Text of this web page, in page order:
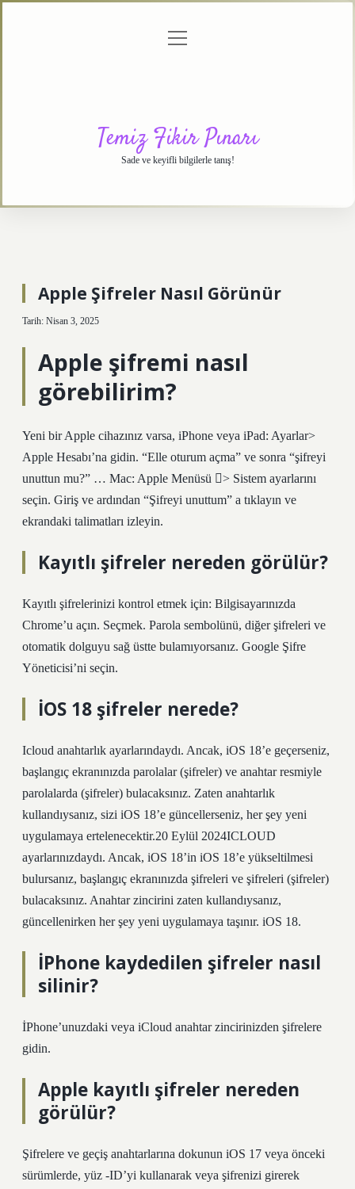
menüyü
Temiz Fikir Pınarı
Sade ve keyifli bilgilerle tanış!
Apple Şifreler Nasıl Görünür
Tarih: Nisan 3, 2025
Apple şifremi nasıl
görebilirim?
Yeni bir Apple cihazınız varsa, iPhone veya iPad: Ayarlar>
Apple Hesabı’na gidin. “Elle oturum açma” ve sonra “şifreyi
unuttun mu?” … Mac: Apple Menüsü > Sistem ayarlarını
seçin. Giriş ve ardından “Şifreyi unuttum” a tıklayın ve
ekrandaki talimatları izleyin.
Kayıtlı şifreler nereden görülür?
Kayıtlı şifrelerinizi kontrol etmek için: Bilgisayarınızda
Chrome’u açın. Seçmek. Parola sembolünü, diğer şifreleri ve
otomatik dolguyu sağ üstte bulamıyorsanız. Google Şifre
Yöneticisi’ni seçin.
İOS 18 şifreler nerede?
Icloud anahtarlık ayarlarındaydı. Ancak, iOS 18’e geçerseniz,
başlangıç ​​ekranınızda parolalar (şifreler) ve anahtar resmiyle
parolalarda (şifreler) bulacaksınız. Zaten anahtarlık
kullandıysanız, sizi iOS 18’e güncellerseniz, her şey yeni
uygulamaya ertelenecektir.20 Eylül 2024ICLOUD
ayarlarınızdaydı. Ancak, iOS 18’in iOS 18’e yükseltilmesi
bulursanız, başlangıç ​​ekranınızda şifreleri ve şifreleri (şifreler)
bulacaksınız. Anahtar zincirini zaten kullandıysanız,
güncellenirken her şey yeni uygulamaya taşınır. iOS 18.
İPhone kaydedilen şifreler nasıl
silinir?
İPhone’unuzdaki veya iCloud anahtar zincirinizden şifrelere
gidin.
Apple kayıtlı şifreler nereden
görülür?
Şifrelere ve geçiş anahtarlarına dokunun iOS 17 veya önceki
sürümlerde, yüz -ID’yi kullanarak veya şifrenizi girerek